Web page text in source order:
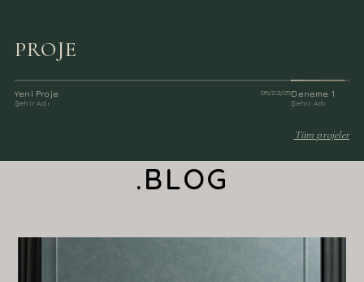
PROJE
Yeni Proje
Şehir Adı
05/23/25Deneme 1
Şehir Adı
Tüm projeler
.BLOG